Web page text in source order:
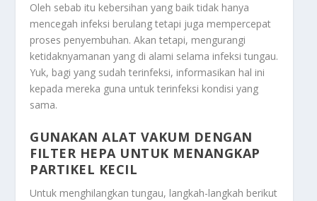
Oleh sebab itu kebersihan yang baik tidak hanya
mencegah infeksi berulang tetapi juga mempercepat
proses penyembuhan. Akan tetapi, mengurangi
ketidaknyamanan yang di alami selama infeksi tungau.
Yuk, bagi yang sudah terinfeksi, informasikan hal ini
kepada mereka guna untuk terinfeksi kondisi yang
sama.
GUNAKAN ALAT VAKUM DENGAN
FILTER HEPA UNTUK MENANGKAP
PARTIKEL KECIL
Untuk menghilangkan tungau, langkah-langkah berikut